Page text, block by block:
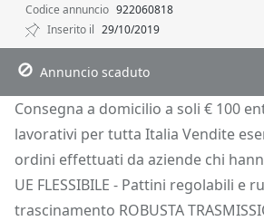
Codice annuncio 922060818
Inserito il 29/10/2019
Descrizione
Dettagli Posizione
Annuncio scaduto
Consegna a domicilio a soli € 100
lavorativi per tutta Italia Vendite
ordini effettuati da aziende chi
UE FLESSIBILE - Pattini regolabili e
trascinamento ROBUSTA